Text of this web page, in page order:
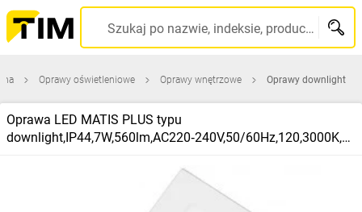
Szukaj po nazwie, indeksie, producencie, kodzie kreskowym...
Oprawy oświetleniowe Oprawy wnętrzowe Oprawy downlight
Oprawa LED MATIS PLUS typu
downlight,IP44,7W,560lm,AC220‑240V,50/60Hz,120,3000K,w